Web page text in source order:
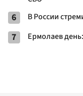
6 В России
7 Ермолаев